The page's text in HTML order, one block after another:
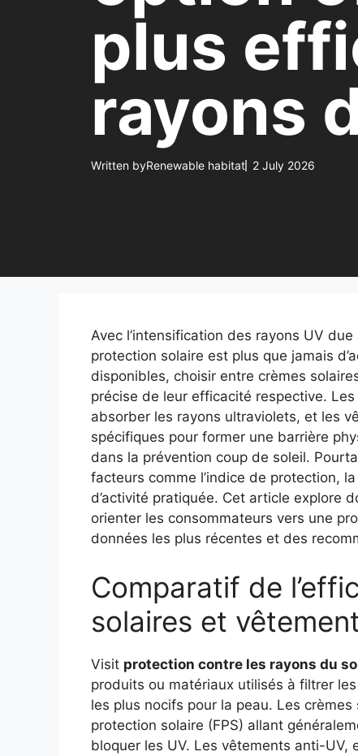
plus
rayons
Written byRenewable habitat 2 July 2026
Avec l’intensification des rayons UV
protection solaire est plus que jamais
disponibles, choisir entre crèmes
précise de leur efficacité respective.
absorber les rayons ultraviolets, et les
spécifiques pour former une barrière
dans la prévention coup de soleil.
facteurs comme l’indice de protection,
d’activité pratiquée. Cet article explore
orienter les consommateurs vers une
données les plus récentes et des
Comparatif de
solaires et
Visit protection contre les rayons du
produits ou matériaux utilisés à filtrer
les plus nocifs pour la peau. Les
protection solaire (FPS) allant
bloquer les UV. Les vêtements anti-UV,